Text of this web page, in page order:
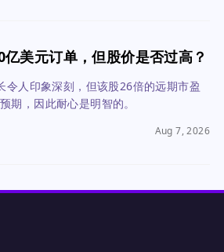
美元订单，但股价是否过高？
令人印象深刻，但该股26倍的远期市盈
期，因此耐心是明智的。
Aug 7, 2026